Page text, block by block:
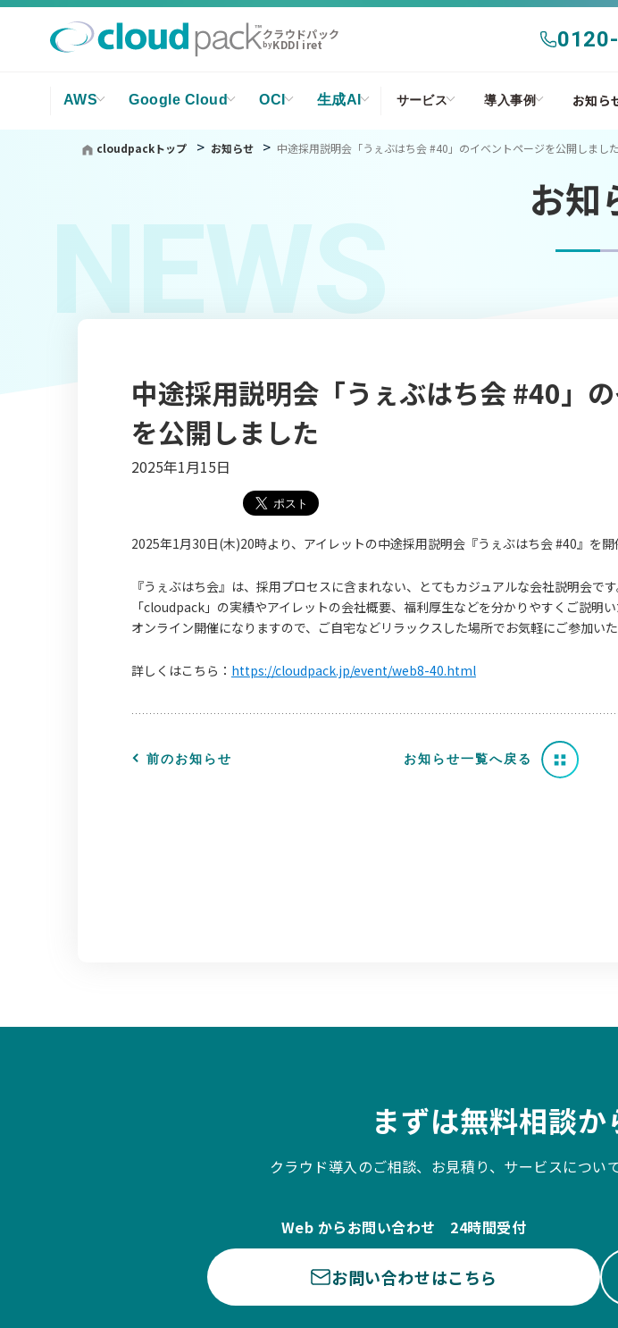
クラウドパック
byKDDI iret
AWS Google Cloud OCI 生成AI サービス 導入事例 お知ら
cloudpackトップ お知らせ 中途採用説明会「うぇぶはち会 #40」のイベントページを公開しました
お知
NEWS
中途採用説明会「うぇぶはち会 #40」
を公開しました
2025年1月15日
2025年1月30日(木)20時より、アイレットの中途採用説明会『うぇぶはち会 #40』を開
『うぇぶはち会』は、採用プロセスに含まれない、とてもカジュアルな会社説明会です
「cloudpack」の実績やアイレットの会社概要、福利厚生などを分かりやすくご説明い
オンライン開催になりますので、ご自宅などリラックスした場所でお気軽にご参加いた
詳しくはこちら： https://cloudpack.jp/event/web8-40.html
前のお知らせ お知らせ一覧へ戻る
まずは無料相談
クラウド導入のご相談、お見積り、サービスについ
Web からお問い合わせ 24時間受付
お問い合わせはこちら